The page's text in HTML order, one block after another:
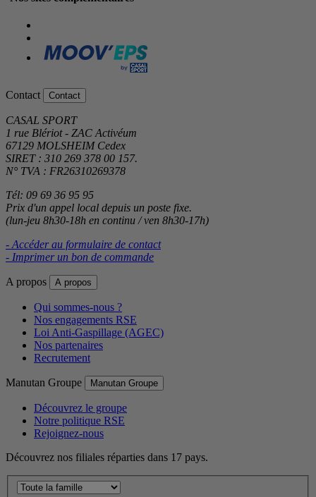
Contact Contact
CASAL SPORT
1 rue Blériot - ZAC Activéum
67129 MOLSHEIM Cedex
SIRET : 310 269 378 00 157.
N° TVA : FR26310269378
Tél: 09 69 36 95 95
Prix d'un appel local depuis un poste fixe.
(lun-jeu 8h30-18h en continu / ven 8h30-17h)
- Accéder au formulaire de contact
- Imprimer un bon de commande
A propos A propos
Qui sommes-nous ?
Nos engagements RSE
Loi Anti-Gaspillage (AGEC)
Nos partenaires
Recrutement
Manutan Groupe Manutan Groupe
Découvrez le groupe
Notre politique RSE
Rejoignez-nous
Découvrez nos filiales réparties dans 17 pays.